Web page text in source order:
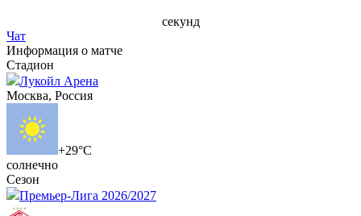
секунд
Чат
Информация о матче
Стадион
Лукойл Арена
Москва, Россия
+29°C
солнечно
Сезон
Премьер-Лига 2026/2027